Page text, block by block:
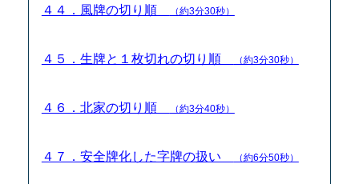
４４．風牌の切り順 （約3分30秒）
４５．生牌と１枚切れの切り順 （約3分30秒）
４６．北家の切り順 （約3分40秒）
４７．安全牌化した字牌の扱い （約6分50秒）